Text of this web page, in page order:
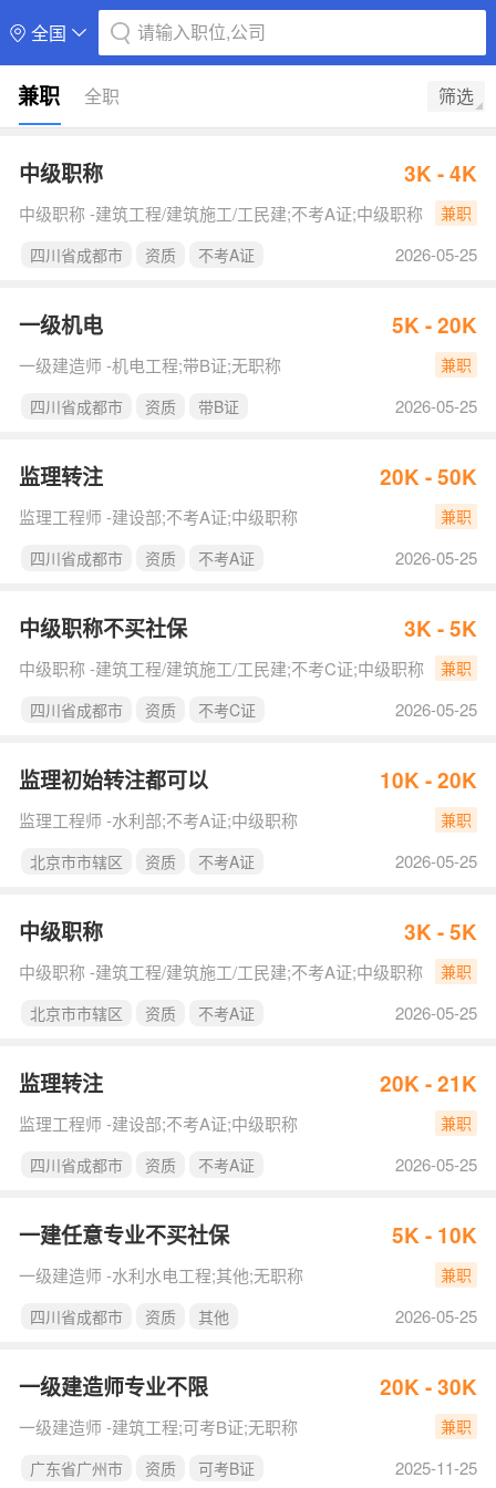
全国 请输入职位,公司
兼职 全职 筛选
中级职称 3K - 4K
中级职称 -建筑工程/建筑施工/工民建;不考A证;中级职称
兼职
四川省成都市
资质 不考A证 2026-05-25
一级机电 5K - 20K
一级建造师 -机电工程;带B证;无职称
兼职
四川省成都市
资质 带B证 2026-05-25
监理转注 20K - 50K
监理工程师 -建设部;不考A证;中级职称
兼职
四川省成都市
资质 不考A证 2026-05-25
中级职称不买社保 3K - 5K
中级职称 -建筑工程/建筑施工/工民建;不考C证;中级职称
兼职
四川省成都市
资质 不考C证 2026-05-25
监理初始转注都可以 10K - 20K
监理工程师 -水利部;不考A证;中级职称
兼职
北京市市辖区
资质 不考A证 2026-05-25
中级职称 3K - 5K
中级职称 -建筑工程/建筑施工/工民建;不考A证;中级职称
兼职
北京市市辖区
资质 不考A证 2026-05-25
监理转注 20K - 21K
监理工程师 -建设部;不考A证;中级职称
兼职
四川省成都市
资质 不考A证 2026-05-25
一建任意专业不买社保 5K - 10K
一级建造师 -水利水电工程;其他;无职称
兼职
四川省成都市
资质 其他 2026-05-25
一级建造师专业不限 20K - 30K
一级建造师 -建筑工程;可考B证;无职称
兼职
广东省广州市
资质 可考B证 2025-11-25